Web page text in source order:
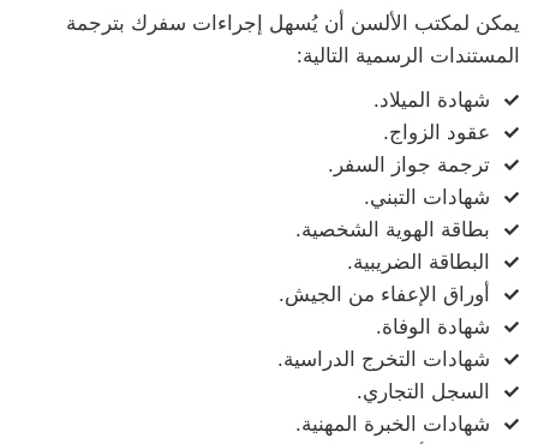
يمكن لمكتب الألسن أن يُسهل إجراءات سفرك بترجمة
المستندات الرسمية التالية:
شهادة الميلاد.
عقود الزواج.
ترجمة جواز السفر.
شهادات التبني.
بطاقة الهوية الشخصية.
البطاقة الضريبية.
أوراق الإعفاء من الجيش.
شهادة الوفاة.
شهادات التخرج الدراسية.
السجل التجاري.
شهادات الخبرة المهنية.